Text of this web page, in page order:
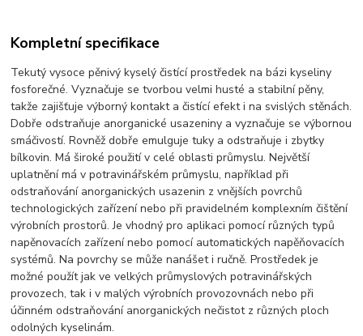
Kompletní specifikace
Tekutý vysoce pěnivý kyselý čistící prostředek na bázi kyseliny
fosforečné. Vyznačuje se tvorbou velmi husté a stabilní pěny,
takže zajišťuje výborný kontakt a čistící efekt i na svislých stěnách.
Dobře odstraňuje anorganické usazeniny a vyznačuje se výbornou
smáčivostí. Rovněž dobře emulguje tuky a odstraňuje i zbytky
bílkovin. Má široké použití v celé oblasti průmyslu. Největší
uplatnění má v potravinářském průmyslu, například při
odstraňování anorganických usazenin z vnějších povrchů
technologických zařízení nebo při pravidelném komplexním čištění
výrobních prostorů. Je vhodný pro aplikaci pomocí různých typů
napěnovacích zařízení nebo pomocí automatických napěňovacích
systémů. Na povrchy se může nanášet i ručně. Prostředek je
možné použít jak ve velkých průmyslových potravinářských
provozech, tak i v malých výrobních provozovnách nebo při
účinném odstraňování anorganických nečistot z různých ploch
odolných kyselinám.